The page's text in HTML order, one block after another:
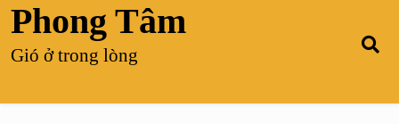
Phong Tâm
Gió ở trong lòng